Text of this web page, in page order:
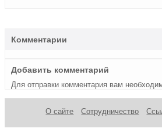
Комментарии
Добавить комментарий
Для отправки комментария вам
О сайте Сотрудничество